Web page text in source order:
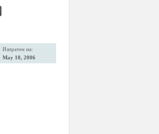
Изпратен на:
May 10, 2006